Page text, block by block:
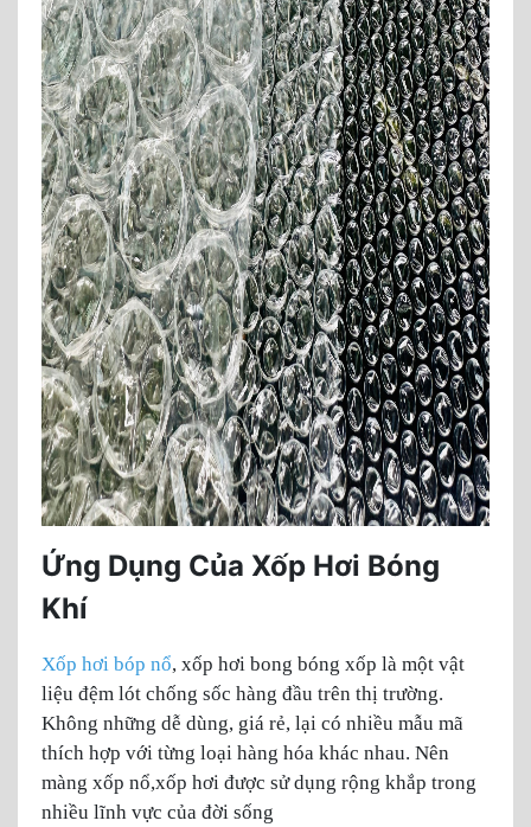
Ứng Dụng Của Xốp Hơi Bóng
Khí
Xốp hơi bóp nổ, xốp hơi bong bóng xốp là một vật
liệu đệm lót chống sốc hàng đầu trên thị trường.
Không những dễ dùng, giá rẻ, lại có nhiều mẫu mã
thích hợp với từng loại hàng hóa khác nhau. Nên
màng xốp nổ,xốp hơi được sử dụng rộng khắp trong
nhiều lĩnh vực của đời sống